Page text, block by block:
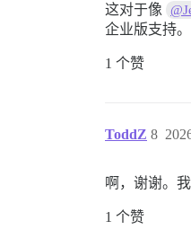
这对于像
企业版支持。
1 个赞
ToddZ 8
啊，谢谢。
1 个赞